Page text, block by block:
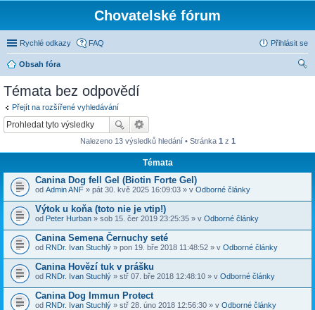
Chovatelské fórum
Rychlé odkazy FAQ Přihlásit se
Obsah fóra
Témata bez odpovědí
Přejít na rozšířené vyhledávání
Nalezeno 13 výsledků hledání • Stránka 1 z 1
Témata
Canina Dog fell Gel (Biotin Forte Gel)
od Admin ANF » pát 30. kvě 2025 16:09:03 » v Odborné články
Výtok u koňa (toto nie je vtip!)
od Peter Hurban » sob 15. čer 2019 23:25:35 » v Odborné články
Canina Semena Černuchy seté
od RNDr. Ivan Stuchlý » pon 19. bře 2018 11:48:52 » v Odborné články
Canina Hovězí tuk v prášku
od RNDr. Ivan Stuchlý » stř 07. bře 2018 12:48:10 » v Odborné články
Canina Dog Immun Protect
od RNDr. Ivan Stuchlý » stř 28. úno 2018 12:56:30 » v Odborné články